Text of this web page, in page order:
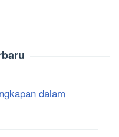
dalam